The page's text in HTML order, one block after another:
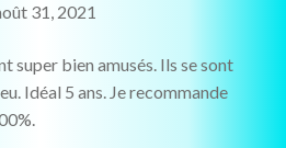
31, 2021
super bien amusés. Ils se sont
Idéal 5 ans. Je recommande